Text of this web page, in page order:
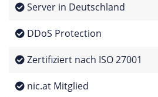
Server in Deutschland
DDoS Protection
Zertifiziert nach ISO 27001
nic.at Mitglied